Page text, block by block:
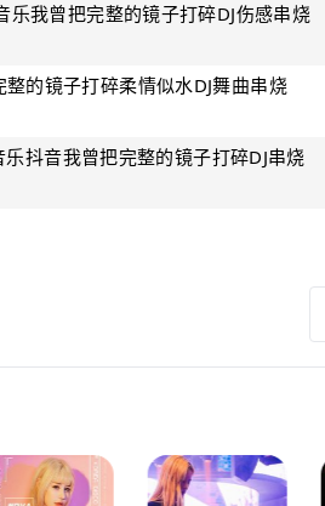
我曾把完整的镜子打碎DJ伤感串烧
的镜子打碎柔情似水DJ舞曲串烧
抖音我曾把完整的镜子打碎DJ串烧